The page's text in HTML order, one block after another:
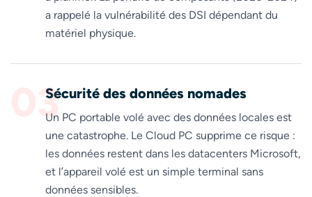
a rappelé la vulnérabilité des DSI dépendant du
matériel physique.
03
Sécurité des données nomades
Un PC portable volé avec des données locales est
une catastrophe. Le Cloud PC supprime ce risque :
les données restent dans les datacenters Microsoft,
et l’appareil volé est un simple terminal sans
données sensibles.